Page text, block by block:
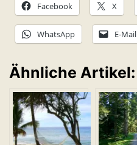
Facebook X
WhatsApp E-Mail
Ähnliche Artikel: